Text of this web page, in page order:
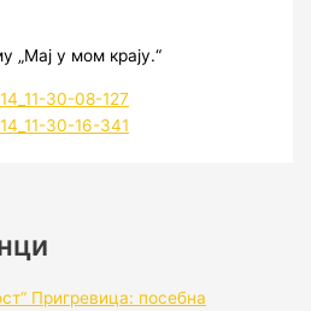
„Мај у мом крају.“
Пригревица: посебна